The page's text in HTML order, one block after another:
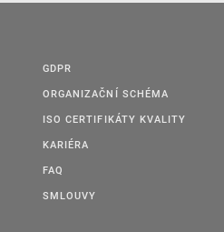
GDPR
ORGANIZAČNÍ SCHÉMA
ISO CERTIFIKÁTY KVALITY
KARIÉRA
FAQ
SMLOUVY